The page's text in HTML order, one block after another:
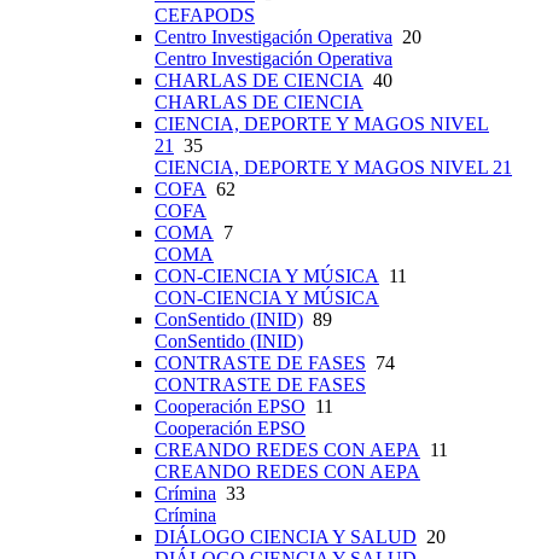
CEFAPODS
Centro Investigación Operativa 20
Centro Investigación Operativa
CHARLAS DE CIENCIA 40
CHARLAS DE CIENCIA
CIENCIA, DEPORTE Y MAGOS NIVEL
21
35
CIENCIA, DEPORTE Y MAGOS NIVEL 21
COFA 62
COFA
COMA
7
COMA
CON-CIENCIA Y MÚSICA
11
CON-CIENCIA Y MÚSICA
ConSentido (INID) 89
ConSentido (INID)
CONTRASTE DE FASES 74
CONTRASTE DE FASES
Cooperación EPSO 11
Cooperación EPSO
CREANDO REDES CON AEPA
11
CREANDO REDES CON AEPA
Crímina 33
Crímina
DIÁLOGO CIENCIA Y SALUD 20